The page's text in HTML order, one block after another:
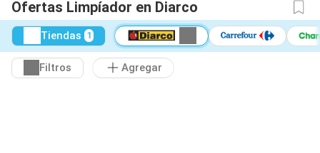
Ofertas Limpíador en Diarco
Tiendas 1
Filtros Agregar